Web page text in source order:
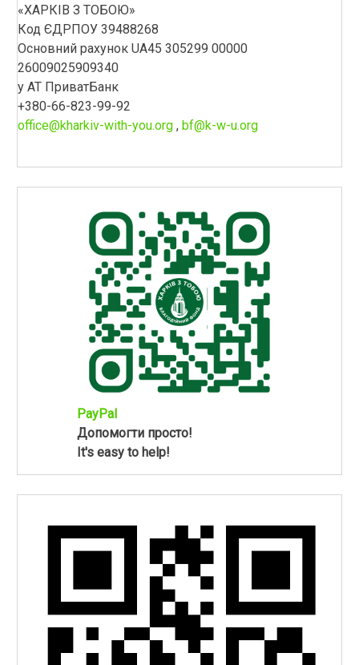
«ХАРКІВ З ТОБОЮ»
Код ЄДРПОУ 39488268
Основний рахунок UA45 305299 00000
26009025909340
у АТ ПриватБанк
+380-66-823-99-92
office@kharkiv-with-you.org, bf@k-w-u.org
PayPal
Допомогти просто!
It's easy to help!